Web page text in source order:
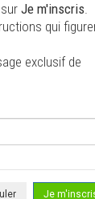
EN
Je m'inscris.
qui
exclusif de
Je